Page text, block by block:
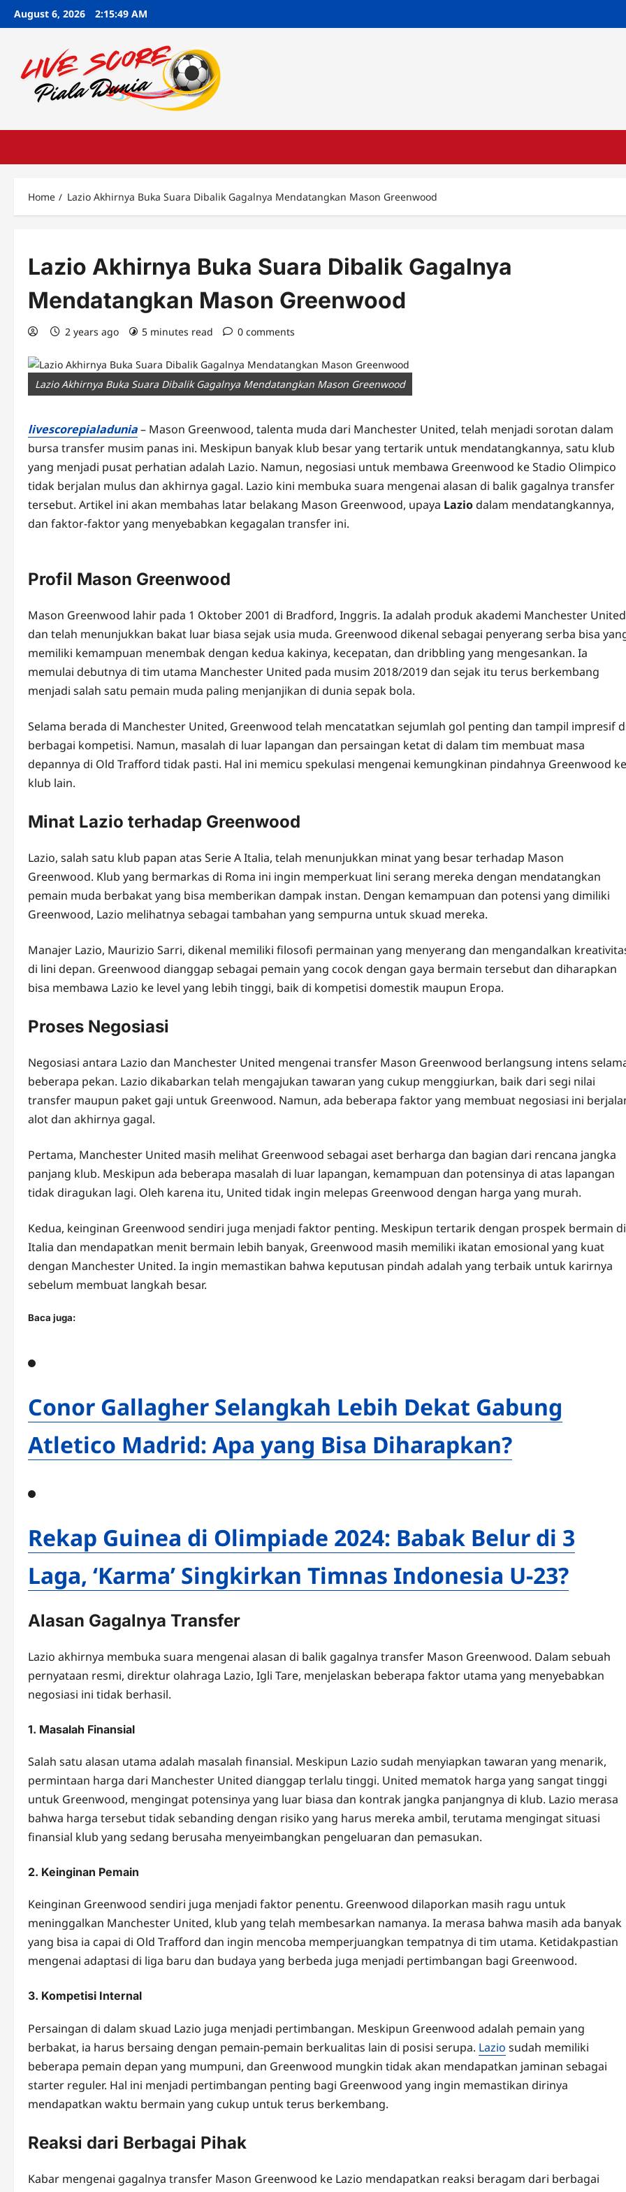
SkipAugust 6, 2026 2:15:50 AM
Home Lazio Akhirnya Buka Suara Dibalik Gagalnya Mendatangkan Mason Greenwood
Lazio Akhirnya Buka Suara Dibalik Gagalnya
Mendatangkan Mason Greenwood
2 years ago 5 minutes read 0 comments
Lazio Akhirnya Buka Suara Dibalik Gagalnya Mendatangkan Mason Greenwood
livescorepialadunia– Mason Greenwood, talenta muda dari Manchester United, telah menjadi sorotan dalam
bursa transfer musim panas ini. Meskipun banyak klub besar yang tertarik untuk mendatangkannya, satu klub
yang menjadi pusat perhatian adalah Lazio. Namun, negosiasi untuk membawa Greenwood ke Stadio Olimpico
tidak berjalan mulus dan akhirnya gagal. Lazio kini membuka suara mengenai alasan di balik gagalnya transfer
tersebut. Artikel ini akan membahas latar belakang Mason Greenwood, upaya Laziodalam mendatangkannya,
dan faktor-faktor yang menyebabkan kegagalan transfer ini.
Profil Mason Greenwood
Mason Greenwood lahir pada 1 Oktober 2001 di Bradford, Inggris. Ia adalah produk akademi Manchester United
dan telah menunjukkan bakat luar biasa sejak usia muda. Greenwood dikenal sebagai penyerang serba bisa
memiliki kemampuan menembak dengan kedua kakinya, kecepatan, dan dribbling yang mengesankan. Ia
memulai debutnya di tim utama Manchester United pada musim 2018/2019 dan sejak itu terus berkembang
menjadi salah satu pemain muda paling menjanjikan di dunia sepak bola.
Selama berada di Manchester United, Greenwood telah mencatatkan sejumlah gol penting dan tampil impresif
berbagai kompetisi. Namun, masalah di luar lapangan dan persaingan ketat di dalam tim membuat masa
depannya di Old Trafford tidak pasti. Hal ini memicu spekulasi mengenai kemungkinan pindahnya Greenwood ke
klub lain.
Minat Lazio terhadap Greenwood
Lazio, salah satu klub papan atas Serie A Italia, telah menunjukkan minat yang besar terhadap Mason
Greenwood. Klub yang bermarkas di Roma ini ingin memperkuat lini serang mereka dengan mendatangkan
pemain muda berbakat yang bisa memberikan dampak instan. Dengan kemampuan dan potensi yang dimiliki
Greenwood, Lazio melihatnya sebagai tambahan yang sempurna untuk skuad mereka.
Manajer Lazio, Maurizio Sarri, dikenal memiliki filosofi permainan yang menyerang dan mengandalkan
di lini depan. Greenwood dianggap sebagai pemain yang cocok dengan gaya bermain tersebut dan diharapkan
bisa membawa Lazio ke level yang lebih tinggi, baik di kompetisi domestik maupun Eropa.
Proses Negosiasi
Negosiasi antara Lazio dan Manchester United mengenai transfer Mason Greenwood berlangsung intens
beberapa pekan. Lazio dikabarkan telah mengajukan tawaran yang cukup menggiurkan, baik dari segi nilai
transfer maupun paket gaji untuk Greenwood. Namun, ada beberapa faktor yang membuat negosiasi ini
alot dan akhirnya gagal.
Pertama, Manchester United masih melihat Greenwood sebagai aset berharga dan bagian dari rencana jangka
panjang klub. Meskipun ada beberapa masalah di luar lapangan, kemampuan dan potensinya di atas lapangan
tidak diragukan lagi. Oleh karena itu, United tidak ingin melepas Greenwood dengan harga yang murah.
Kedua, keinginan Greenwood sendiri juga menjadi faktor penting. Meskipun tertarik dengan prospek bermain di
Italia dan mendapatkan menit bermain lebih banyak, Greenwood masih memiliki ikatan emosional yang kuat
dengan Manchester United. Ia ingin memastikan bahwa keputusan pindah adalah yang terbaik untuk karirnya
sebelum membuat langkah besar.
Baca juga:
Conor Gallagher Selangkah Lebih Dekat Gabung
Atletico Madrid: Apa yang Bisa Diharapkan?
Rekap Guinea di Olimpiade 2024: Babak Belur di 3
Laga, ‘Karma’ Singkirkan Timnas Indonesia U-23?
Alasan Gagalnya Transfer
Lazio akhirnya membuka suara mengenai alasan di balik gagalnya transfer Mason Greenwood. Dalam sebuah
pernyataan resmi, direktur olahraga Lazio, Igli Tare, menjelaskan beberapa faktor utama yang menyebabkan
negosiasi ini tidak berhasil.
1. Masalah Finansial
Salah satu alasan utama adalah masalah finansial. Meskipun Lazio sudah menyiapkan tawaran yang menarik,
permintaan harga dari Manchester United dianggap terlalu tinggi. United mematok harga yang sangat tinggi
untuk Greenwood, mengingat potensinya yang luar biasa dan kontrak jangka panjangnya di klub. Lazio merasa
bahwa harga tersebut tidak sebanding dengan risiko yang harus mereka ambil, terutama mengingat situasi
finansial klub yang sedang berusaha menyeimbangkan pengeluaran dan pemasukan.
2. Keinginan Pemain
Keinginan Greenwood sendiri juga menjadi faktor penentu. Greenwood dilaporkan masih ragu untuk
meninggalkan Manchester United, klub yang telah membesarkan namanya. Ia merasa bahwa masih ada banyak
yang bisa ia capai di Old Trafford dan ingin mencoba memperjuangkan tempatnya di tim utama. Ketidakpastian
mengenai adaptasi di liga baru dan budaya yang berbeda juga menjadi pertimbangan bagi Greenwood.
3. Kompetisi Internal
Persaingan di dalam skuad Lazio juga menjadi pertimbangan. Meskipun Greenwood adalah pemain yang
berbakat, ia harus bersaing dengan pemain-pemain berkualitas lain di posisi serupa. Lazio sudah memiliki
beberapa pemain depan yang mumpuni, dan Greenwood mungkin tidak akan mendapatkan jaminan sebagai
starter reguler. Hal ini menjadi pertimbangan penting bagi Greenwood yang ingin memastikan dirinya
mendapatkan waktu bermain yang cukup untuk terus berkembang.
Reaksi dari Berbagai Pihak
Kabar mengenai gagalnya transfer Mason Greenwood ke Lazio mendapatkan reaksi beragam dari berbagai